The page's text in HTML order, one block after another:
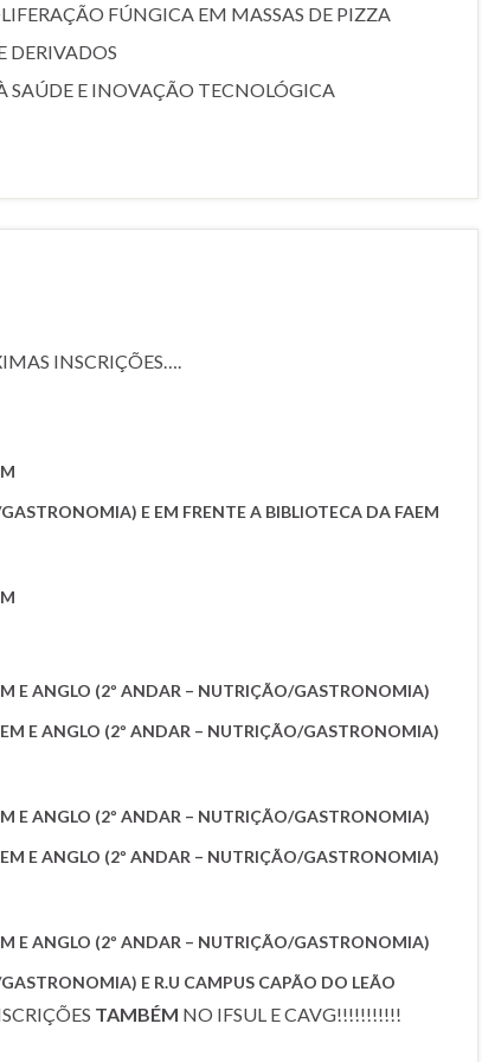
FÚNGICA EM MASSAS DE PIZZA
DERIVADOS
SAÚDE E INOVAÇÃO TECNOLÓGICA
INSCRIÇÕES….
E EM FRENTE A BIBLIOTECA DA FAEM
E ANGLO (2º ANDAR – NUTRIÇÃO/GASTRONOMIA)
E ANGLO (2º ANDAR – NUTRIÇÃO/GASTRONOMIA)
E ANGLO (2º ANDAR – NUTRIÇÃO/GASTRONOMIA)
E ANGLO (2º ANDAR – NUTRIÇÃO/GASTRONOMIA)
E ANGLO (2º ANDAR – NUTRIÇÃO/GASTRONOMIA)
E R.U CAMPUS CAPÃO DO LEÃO
TAMBÉM NO IFSUL E CAVG!!!!!!!!!!!